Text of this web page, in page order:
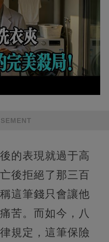
的表現就過于高
後拒絕了那三百
這筆錢只會讓他
苦。而如今，八
規定，這筆保險